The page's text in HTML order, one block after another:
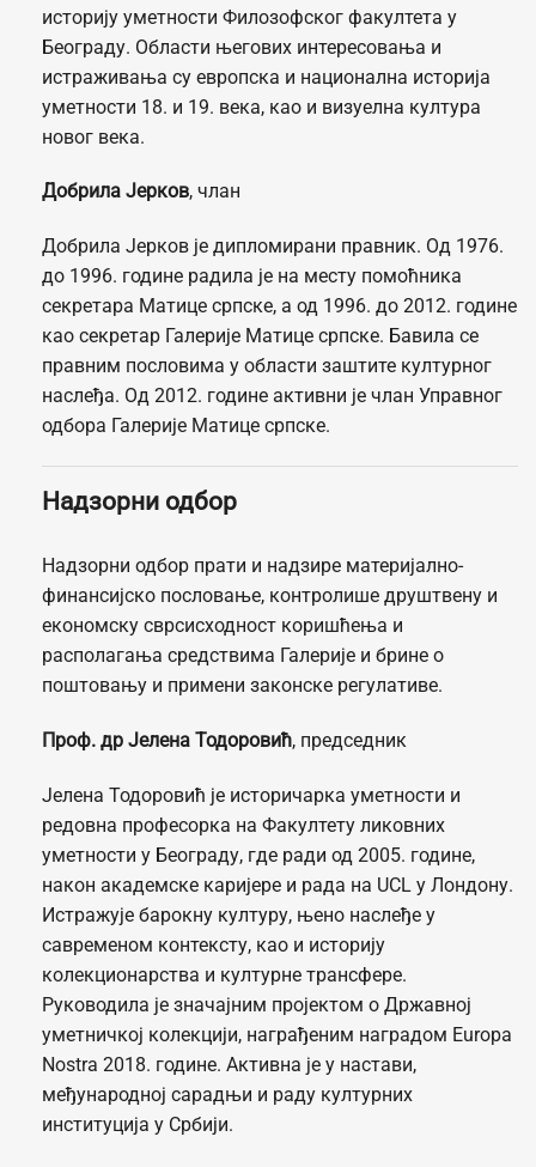
историју уметности Филозофског факултета у
Београду. Области његових интересовања и
истраживања су европска и национална историја
уметности 18. и 19. века, као и визуелна култура
новог века.
Добрила Јерков, члан
Добрила Јерков је дипломирани правник. Од 1976.
до 1996. године радила је на месту помоћника
секретара Матице српске, а од 1996. до 2012. године
као секретар Галерије Матице српске. Бавила се
правним пословима у области заштите културног
наслеђа. Од 2012. године активни је члан Управног
одбора Галерије Матице српске.
Надзорни одбор
Надзорни одбор прати и надзире материјално-
финансијско пословање, контролише друштвену и
економску сврсисходност коришћења и
располагања средствима Галерије и брине о
поштовању и примени законске регулативе.
Проф. др Јелена Тодоровић, председник
Јелена Тодоровић је историчарка уметности и
редовна професорка на Факултету ликовних
уметности у Београду, где ради од 2005. године,
након академске каријере и рада на UCL у Лондону.
Истражује барокну културу, њено наслеђе у
савременом контексту, као и историју
колекционарства и културне трансфере.
Руководила је значајним пројектом о Државној
уметничкој колекцији, награђеним наградом Europa
Nostra 2018. године. Активна је у настави,
међународној сарадњи и раду културних
институција у Србији.